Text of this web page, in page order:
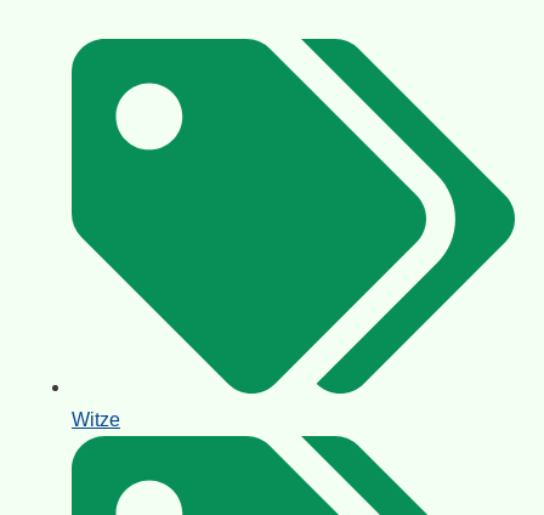
Witze